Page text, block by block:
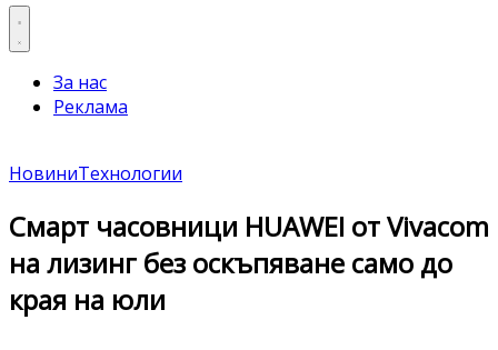
За нас
Реклама
НовиниТехнологии
Смарт часовници HUAWEI от Vivacom
на лизинг без оскъпяване само до
края на юли